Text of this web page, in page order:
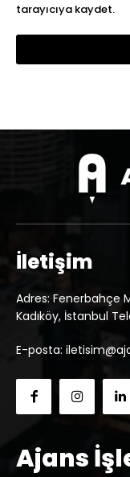
tarayıcıya kaydet.
İletişim
Adres: Fenerbahçe
Kadıköy, İstanbul
E-posta:
Ajans